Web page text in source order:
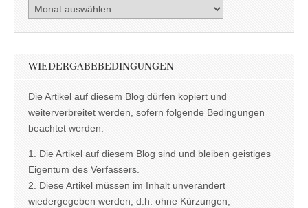
Archiv
WIEDERGABEBEDINGUNGEN
Die Artikel auf diesem Blog dürfen kopiert und
weiterverbreitet werden, sofern folgende Bedingungen
beachtet werden:
1. Die Artikel auf diesem Blog sind und bleiben geistiges
Eigentum des Verfassers.
2. Diese Artikel müssen im Inhalt unverändert
wiedergegeben werden, d.h. ohne Kürzungen,